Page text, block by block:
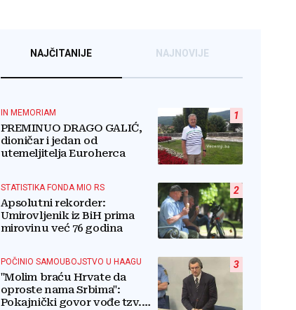
NAJČITANIJE NAJNOVIJE
1
IN MEMORIAM
PREMINUO DRAGO GALIĆ,
dioničar i jedan od
utemeljitelja Euroherca
2
STATISTIKA FONDA MIO RS
Apsolutni rekorder:
Umirovljenik iz BiH prima
mirovinu već 76 godina
3
POČINIO SAMOUBOJSTVO U HAAGU
"Molim braću Hrvate da
oproste nama Srbima":
Pokajnički govor vođe tzv.